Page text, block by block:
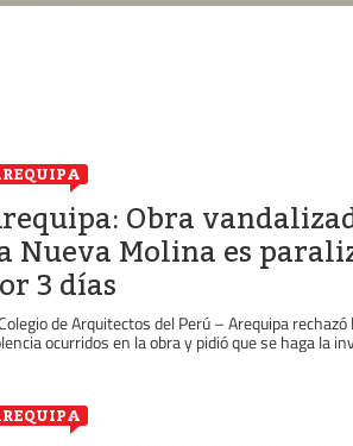
Obra
Nueva Molina es
3 días
de Arquitectos del Perú – Arequipa
ocurridos en la obra y pidió que se haga la